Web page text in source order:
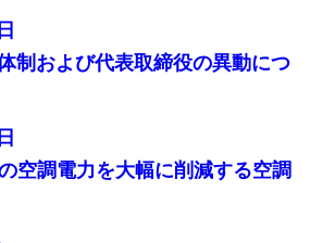
制および代表取締役の異動につ
空調電力を大幅に削減する空調